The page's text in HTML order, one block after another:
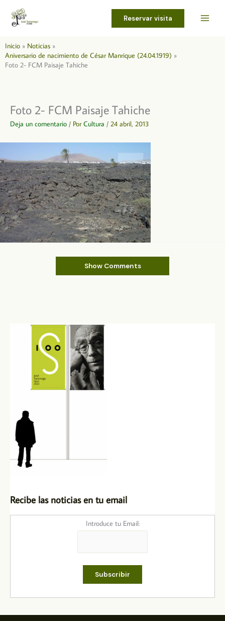
contenido
Reservar visita
Inicio
Noticias
Aniversario de nacimiento de César Manrique (24.04.1919)
Foto 2- FCM Paisaje Tahiche
Foto 2- FCM Paisaje Tahiche
Deja un comentario / PorCultura / 24 abril, 2013
Show Comments
Recibe las noticias en tu email
Introduce tu Email: